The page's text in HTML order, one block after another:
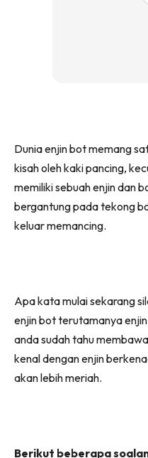
Dunia enjin bot memang
kisah oleh kaki pancing,
memiliki sebuah enjin dan
bergantung pada tekong
keluar memancing.
Apa kata mulai sekarang
enjin bot terutamanya
anda sudah tahu
kenal dengan enjin
akan lebih meriah.
Berikut beberapa